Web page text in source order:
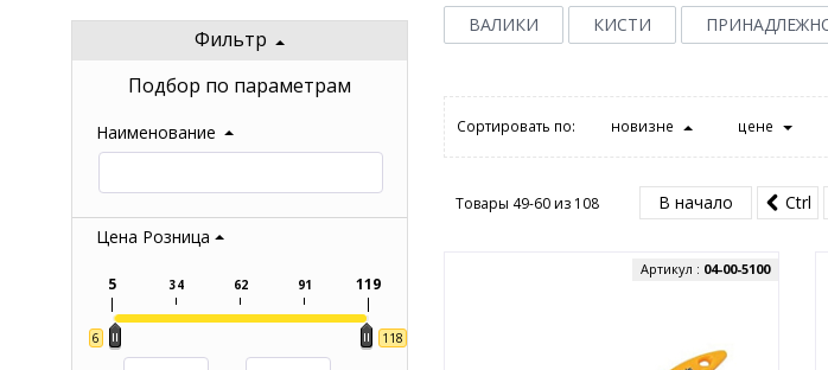
Фильтр
Подбор по параметрам
Наименование
Цена Розница
6 118
5 34 62 91 119
ВАЛИКИ КИСТИ
Сортировать по: новизне цене
Товары 49-60 из 108 В начало Ctrl
Артикул : 04-00-5100